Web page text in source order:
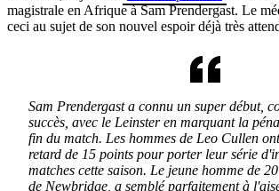
magistrale en Afrique à Sam Prendergast. Le
ceci au sujet de son nouvel espoir déjà très
Sam Prendergast a connu un super début,
succès, avec le Leinster en marquant la
fin du match. Les hommes de Leo Cullen
retard de 15 points pour porter leur série
matches cette saison. Le jeune homme de
de Newbridge, a semblé parfaitement à